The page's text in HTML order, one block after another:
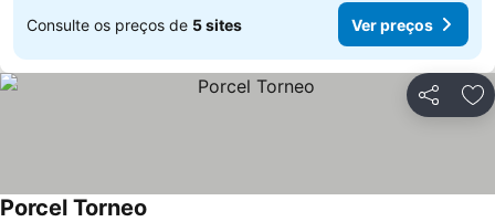
Consulte os preços de 5 sites Ver preços
Partilhar
Porcel Torneo